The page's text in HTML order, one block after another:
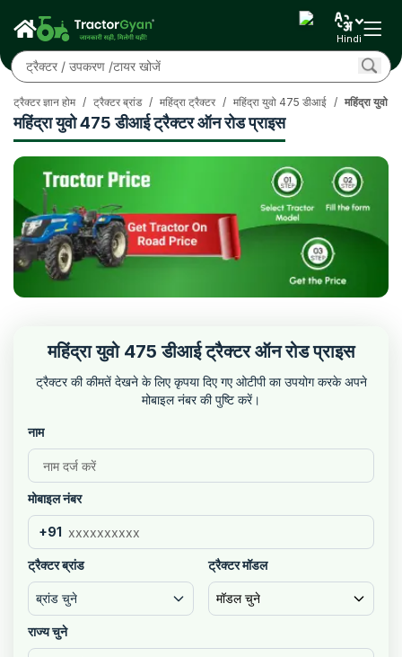
Hindi
महिंद्रा युवो 475 डीआई ट्रैक्टर ऑन रोड प्राइस
ट्रैक्टर ज्ञान होम / ट्रैक्टर ब्रांड / महिंद्रा ट्रैक्टर / महिंद्रा युवो 475 डीआई / महिंद्रा युवो
महिंद्रा युवो 475 डीआई ट्रैक्टर ऑन रोड प्राइस
ट्रैक्टर की कीमतें देखने के लिए कृपया दिए गए ओटीपी का उपयोग करके अपने
मोबाइल नंबर की पुष्टि करें।
नाम
मोबाइल नंबर
+91
ट्रैक्टर ब्रांड
ब्रांड चुने
ट्रैक्टर मॉडल
मॉडल चुने
राज्य चुने